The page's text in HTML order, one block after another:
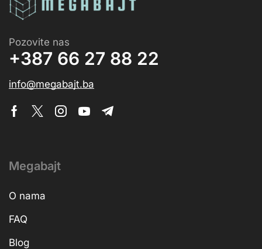
Pozovite nas
+387 66 27 88 22
info@megabajt.ba
Megabajt
O nama
FAQ
Blog